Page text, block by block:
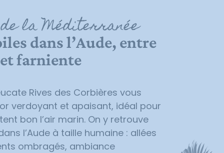
la Méditerranée
dans l’Aude, entre
farniente
Rives des Corbières vous
verdoyant et apaisant, idéal pour
bon l’air marin. On y retrouve
l’Aude à taille humaine : allées
ombragés, ambiance